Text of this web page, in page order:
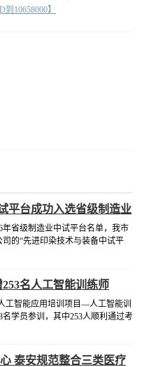
10658000】
平台成功入选省级制造业
省级制造业中试平台名单，我市
的“先进印染技术与装备中试平
名人工智能训练师
工智能应用培训项目—人工智能训
学员参训，其中253人顺利通过考
展的新生力量。
泰安规范整合三类医疗